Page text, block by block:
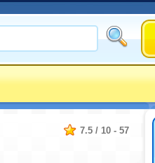
7.5 / 10 - 57